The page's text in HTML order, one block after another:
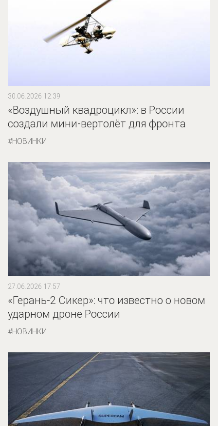
30.06.2026 12:39
«Воздушный квадроцикл»: в России
создали мини-вертолёт для фронта
НОВИНКИ
27.06.2026 17:57
«Герань-2 Сикер»: что известно о новом
ударном дроне России
НОВИНКИ